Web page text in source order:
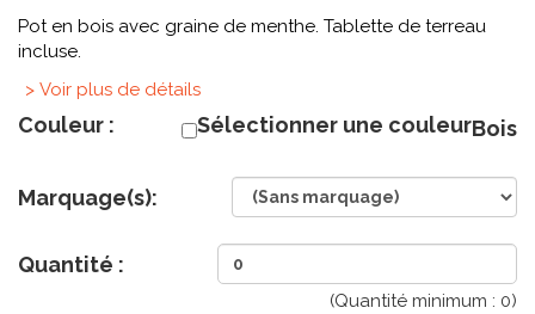
Pot en bois avec graine de menthe. Tablette de terreau
incluse.
> Voir plus de détails
Couleur : Sélectionner une couleurBois
Marquage(s):
Quantité :
(Quantité minimum : 0)